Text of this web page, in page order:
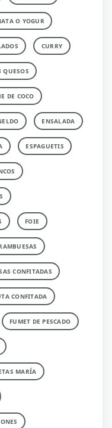
O YOGUR
CURRY
QUESOS
DE COCO
ENSALADA
ESPAGUETIS
FOIE
CONFITADAS
CONFITADA
FUMET DE PESCADO
MARÍA